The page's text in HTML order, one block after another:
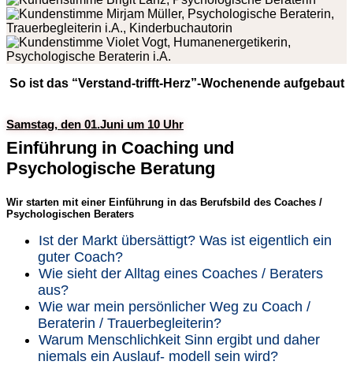
So ist das “Verstand-trifft-Herz”-Wochenende aufgebaut
Samstag, den 01.Juni um 10 Uhr
Einführung in Coaching und
Psychologische Beratung
Wir starten mit einer Einführung in das Berufsbild des Coaches /
Psychologischen Beraters
Ist der Markt übersättigt? Was ist eigentlich ein
guter Coach?
Wie sieht der Alltag eines Coaches / Beraters
aus?
Wie war mein persönlicher Weg zu Coach /
Beraterin / Trauerbegleiterin?
Warum Menschlichkeit Sinn ergibt und daher
niemals ein Auslauf- modell sein wird?